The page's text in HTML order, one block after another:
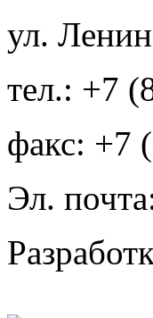
ул.
тел.: +7
факс: +7
Эл.